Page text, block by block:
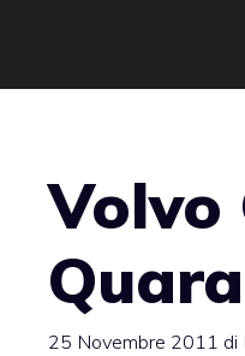
contenuto
Volvo
25 Novembre 2011 di